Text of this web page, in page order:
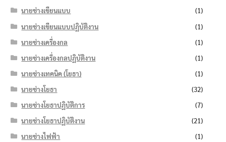
นายช่างเขียนแบบ
(1)
นายช่างเขียนแบบปฏิบัติงาน
(1)
นายช่างเครื่องกล
(1)
นายช่างเครื่องกลปฏิบัติงาน
(1)
นายช่างเทคนิค (โยธา)
(1)
นายช่างโยธา
(32)
นายช่างโยธาปฏิบัติการ
(7)
นายช่างโยธาปฏิบัติงาน
(21)
นายช่างไฟฟ้า
(1)